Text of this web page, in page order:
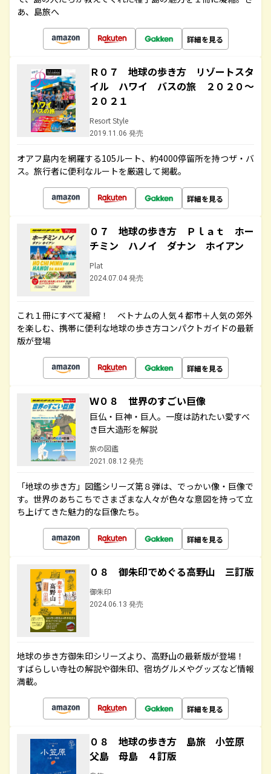
あ、島旅へ
詳細を見る
Ｒ０７ 地球の歩き方 リゾートスタ
イル ハワイ バスの旅 ２０２０～
２０２１
Resort Style
2019.11.06 発売
オアフ島内を網羅する105ルート、約4000停留所を持つザ・バ
ス。旅行者に便利なルートを厳選して掲載。
詳細を見る
０７ 地球の歩き方 Ｐｌａｔ ホー
チミン ハノイ ダナン ホイアン
Plat
2024.07.04 発売
これ１冊にすべて凝縮！ ベトナムの人気４都市＋人気の郊外
を楽しむ、携帯に便利な地球の歩き方コンパクトガイドの最新
版が登場
詳細を見る
Ｗ０８ 世界のすごい巨像
巨仏・巨神・巨人。一度は訪れたい愛すべ
き巨大造形を解説
旅の図鑑
2021.08.12 発売
「地球の歩き方」図鑑シリーズ第８弾は、でっかい像・巨像で
す。世界のあちこちでさまざまな人々が色々な意図を持って立
ち上げてきた魅力的な巨像たち。
詳細を見る
０８ 御朱印でめぐる高野山 三訂版
御朱印
2024.06.13 発売
地球の歩き方御朱印シリーズより、高野山の最新版が登場！
すばらしい寺社の解説や御朱印、宿坊グルメやグッズなど情報
満載。
詳細を見る
０８ 地球の歩き方 島旅 小笠原
父島 母島 ４訂版